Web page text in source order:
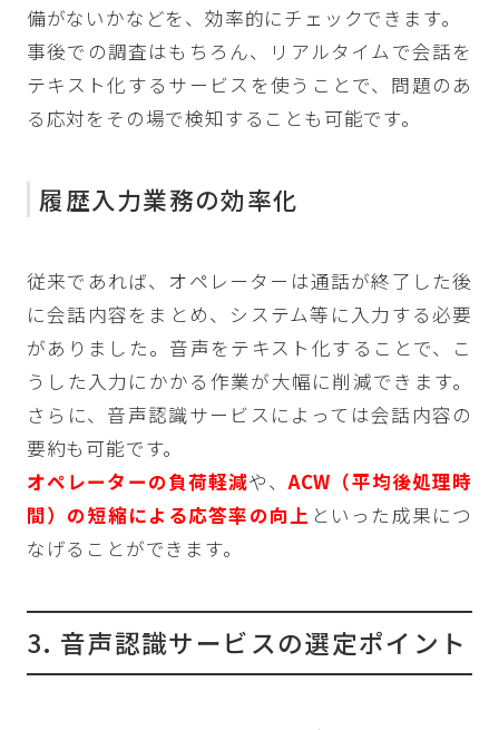
備がないかなどを、効率的にチェックできます。
事後での調査はもちろん、リアルタイムで会話を
テキスト化するサービスを使うことで、問題のあ
る応対をその場で検知することも可能です。
履歴入力業務の効率化
従来であれば、オペレーターは通話が終了した後
に会話内容をまとめ、システム等に入力する必要
がありました。音声をテキスト化することで、こ
うした入力にかかる作業が大幅に削減できます。
さらに、音声認識サービスによっては会話内容の
要約も可能です。
オペレーターの負荷軽減や、 ACW（平均後処理時
間）の短縮による応答率の向上 といった成果につ
なげることができます。
3. 音声認識サービスの選定ポイント